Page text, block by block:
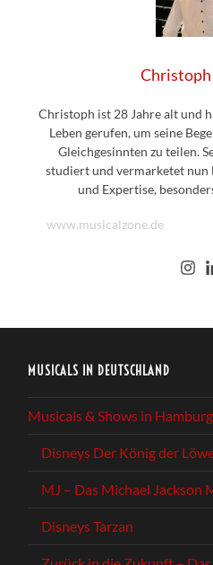
Christoph
Christoph ist 28 Jahre alt und
Leben gerufen, um seine
Gleichgesinnten zu teilen.
studiert und vermarketet nun
und Expertise,
www.musicalzone.de
MUSICALS IN DEUTSCHLAND
Musicals & Shows in Hamburg
Disneys Der König der
MJ – Das Michael Jackson
Disneys Tarzan